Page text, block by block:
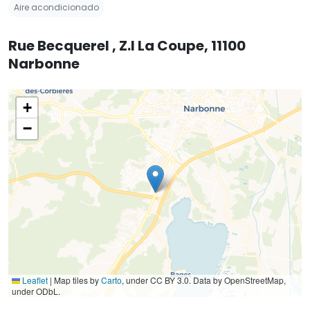
Aire acondicionado
Rue Becquerel , Z.I La Coupe, 11100
Narbonne
+
−
Leaflet | Map tiles byCarto, under CC BY 3.0. Data by OpenStreetMap,
under ODbL.